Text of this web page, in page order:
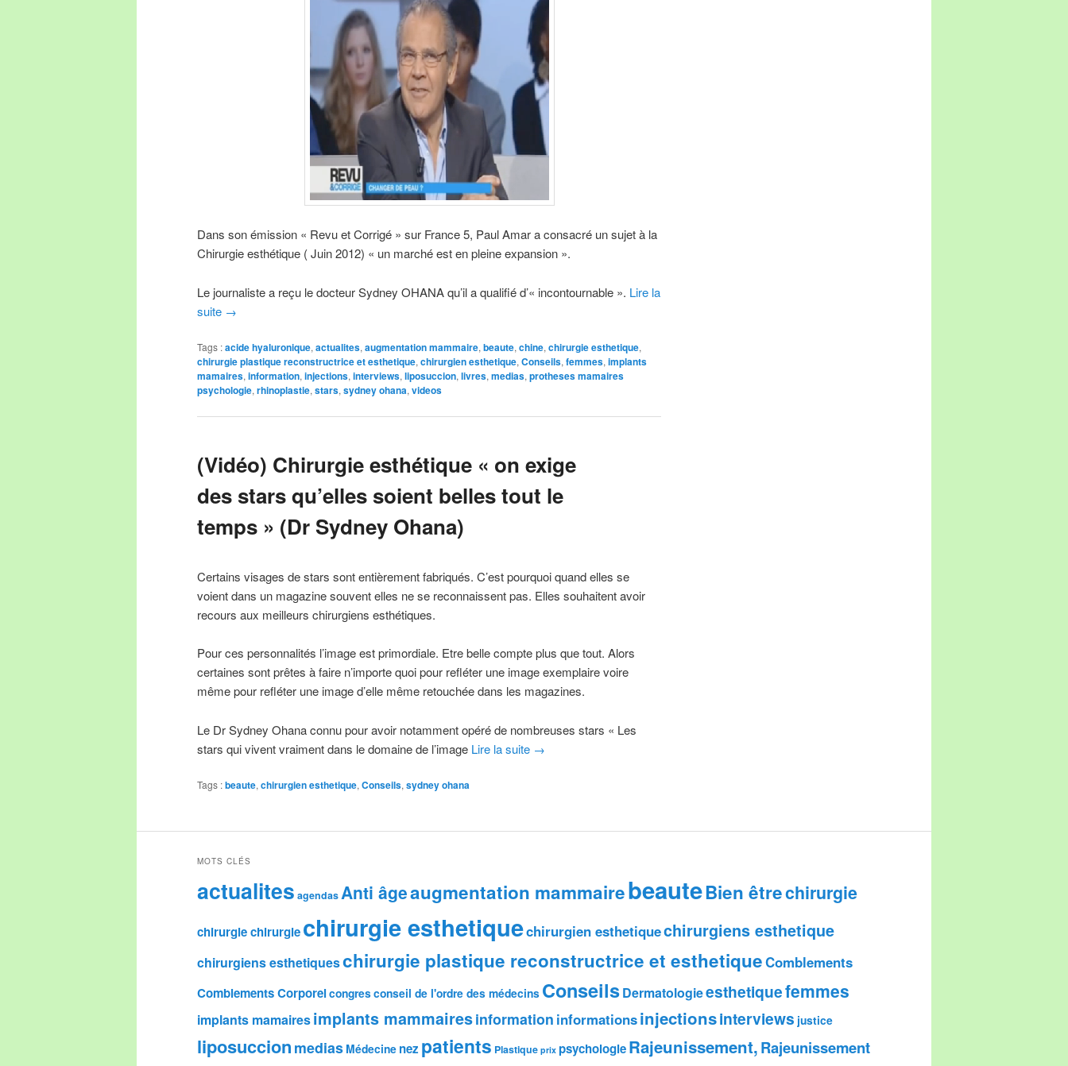
Dans son émission « Revu et Corrigé » sur France 5, Paul Amar a consacré un sujet à la
Chirurgie esthétique ( Juin 2012) « un marché est en pleine expansion ».
Le journaliste a reçu le docteur Sydney OHANA qu’il a qualifié d’« incontournable ». Lire la
suite →
Tags :acide hyaluronique, actualites, augmentation mammaire, beaute, chine, chirurgie esthetique,
chirurgie plastique reconstructrice et esthetique, chirurgien esthetique, Conseils, femmes, implants
mamaires, information, injections, interviews, liposuccion, livres, medias, protheses mamaires
psychologie, rhinoplastie, stars, sydney ohana, videos
(Vidéo) Chirurgie esthétique « on exige
des stars qu’elles soient belles tout le
temps » (Dr Sydney Ohana)
Certains visages de stars sont entièrement fabriqués. C’est pourquoi quand elles se
voient dans un magazine souvent elles ne se reconnaissent pas. Elles souhaitent avoir
recours aux meilleurs chirurgiens esthétiques.
Pour ces personnalités l’image est primordiale. Etre belle compte plus que tout. Alors
certaines sont prêtes à faire n’importe quoi pour refléter une image exemplaire voire
même pour refléter une image d’elle même retouchée dans les magazines.
Le Dr Sydney Ohana connu pour avoir notamment opéré de nombreuses stars « Les
stars qui vivent vraiment dans le domaine de l’image Lire la suite →
Tags :beaute, chirurgien esthetique, Conseils, sydney ohana
MOTS CLÉS
actualites agendasAnti âgeaugmentation mammairebeauteBien êtrechirurgie
chirurgie chirurgiechirurgie esthetiquechirurgien esthetiquechirurgiens esthetique
chirurgiens esthetiqueschirurgie plastique reconstructrice et esthetiqueComblements
Comblements Corporelcongresconseil de l'ordre des médecins ConseilsDermatologieesthetiquefemmes
implants mamairesimplants mammairesinformation informationsinjectionsinterviews justice
liposuccion medias Médecine nez patients Plastique prix psychologieRajeunissement,Rajeunissement